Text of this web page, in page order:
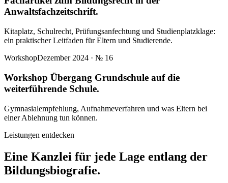
Anwaltsfachzeitschrift.
Kitaplatz, Schulrecht, Prüfungsanfechtung und Studienplatzklage:
ein praktischer Leitfaden für Eltern und Studierende.
WorkshopDezember 2024 · № 16
Workshop Übergang Grundschule auf die
weiterführende Schule.
Gymnasialempfehlung, Aufnahmeverfahren und was Eltern bei
einer Ablehnung tun können.
Leistungen entdecken
Eine Kanzlei für jede Lage entlang der
Bildungsbiografie.